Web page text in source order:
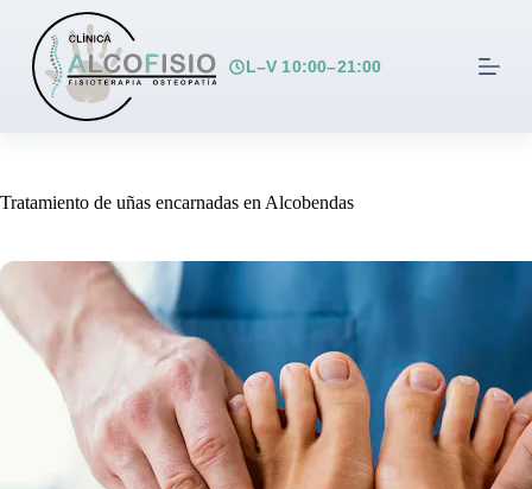
c
o
t
d
L–V 10:00–21:00
Tratamiento de uñas encarnadas en Alcobendas